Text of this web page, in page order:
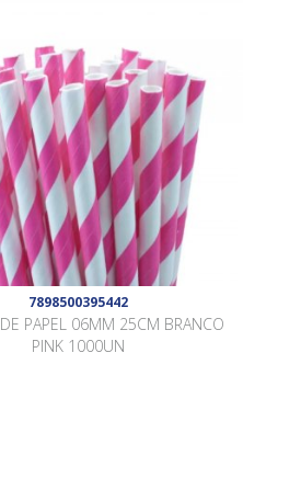
7898500395442
PAPEL 06MM 25CM BRANCO
PINK 1000UN